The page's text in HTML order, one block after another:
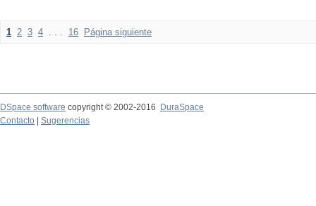
1 2 3 4 . . . 16 Página siguiente
DSpace software copyright © 2002-2016
DuraSpace
Contacto
Sugerencias